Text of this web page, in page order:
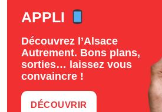
APPLI
Découvrez l’Alsace
Autrement. Bons plans,
sorties… laissez vous
convaincre !
DÉCOUVRIR